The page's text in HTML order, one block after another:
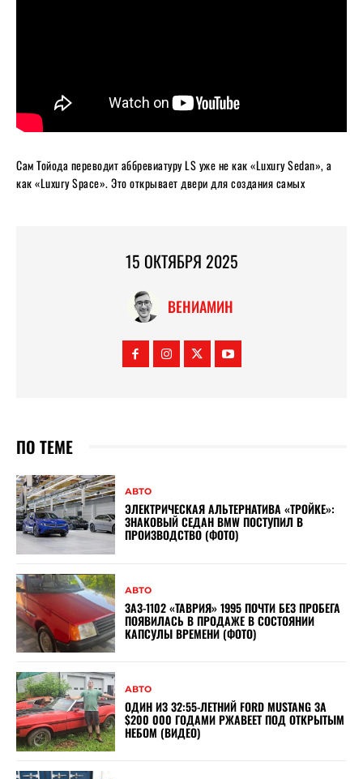
Сам Тойода переводит аббревиатуру LS уже не как «Luxury Sedan», а
как «Luxury Space». Это открывает двери для создания самых
15 ОКТЯБРЯ 2025
ВЕНИАМИН
ПО ТЕМЕ
АВТО
ЭЛЕКТРИЧЕСКАЯ АЛЬТЕРНАТИВА «ТРОЙКЕ»:
ЗНАКОВЫЙ СЕДАН BMW ПОСТУПИЛ В
ПРОИЗВОДСТВО (ФОТО)
АВТО
ЗАЗ-1102 «ТАВРИЯ» 1995 ПОЧТИ БЕЗ ПРОБЕГА
ПОЯВИЛАСЬ В ПРОДАЖЕ В СОСТОЯНИИ
КАПСУЛЫ ВРЕМЕНИ (ФОТО)
АВТО
ОДИН ИЗ 32:55-ЛЕТНИЙ FORD MUSTANG ЗА
$200 000 ГОДАМИ РЖАВЕЕТ ПОД ОТКРЫТЫМ
НЕБОМ (ВИДЕО)